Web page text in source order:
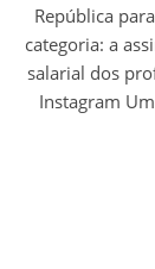
República
categoria: a
salarial dos
Instagram